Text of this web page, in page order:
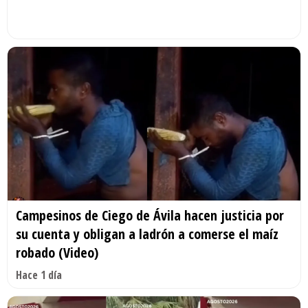
Campesinos de Ciego de Ávila hacen justicia por
su cuenta y obligan a ladrón a comerse el maíz
robado (Video)
Hace 1 día